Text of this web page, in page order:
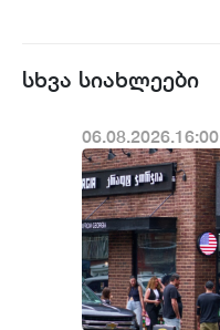
სხვა სიახლეები
06.08.2026.16:00